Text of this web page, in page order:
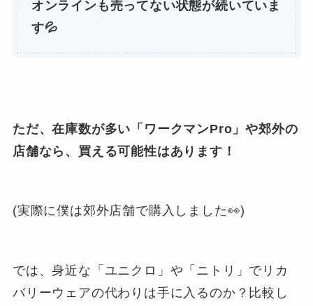
オンラインも売ってない状態が続いていま
す💦
ただ、在庫数が多い「ワークマンPro」や郊外の
店舗なら、買える可能性はあります！
(実際に僕は郊外店舗で購入しました👀)
では、身近な「ユニクロ」や「ニトリ」でリカ
バリーウェアの代わりは手に入るのか？比較し